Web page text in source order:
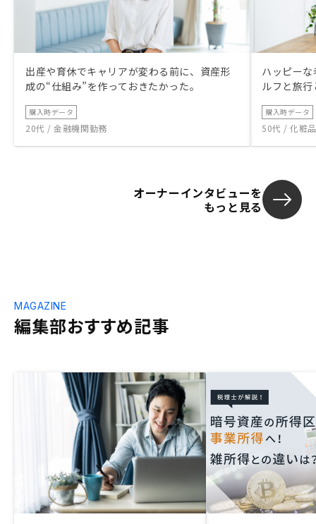
出産や育休でキャリアが変わる前に、資産形
成の“仕組み”を作っておきたかった。
購入時データ
20代 / 金融機関勤務
ハッピー
ルフと旅
購入時データ
50代 / 化粧
オーナーインタビューを
もっと見る
編集部おすすめ記事
MAGAZINE